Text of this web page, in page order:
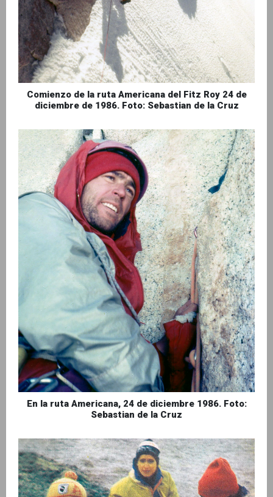
Comienzo de la ruta Americana del Fitz Roy 24 de
diciembre de 1986. Foto: Sebastian de la Cruz
En la ruta Americana, 24 de diciembre 1986. Foto:
Sebastian de la Cruz